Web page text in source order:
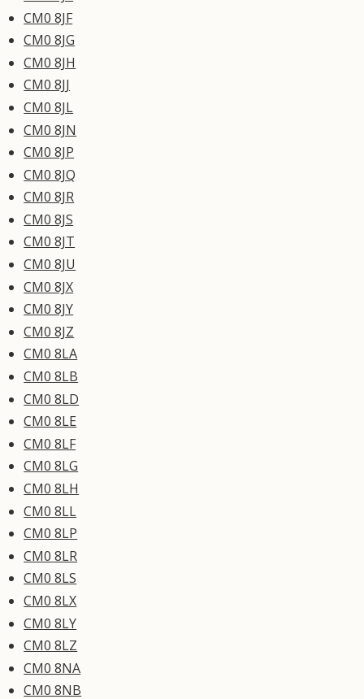
CM0 8JF
CM0 8JG
CM0 8JH
CM0 8JJ
CM0 8JL
CM0 8JN
CM0 8JP
CM0 8JQ
CM0 8JR
CM0 8JS
CM0 8JT
CM0 8JU
CM0 8JX
CM0 8JY
CM0 8JZ
CM0 8LA
CM0 8LB
CM0 8LD
CM0 8LE
CM0 8LF
CM0 8LG
CM0 8LH
CM0 8LL
CM0 8LP
CM0 8LR
CM0 8LS
CM0 8LX
CM0 8LY
CM0 8LZ
CM0 8NA
CM0 8NB